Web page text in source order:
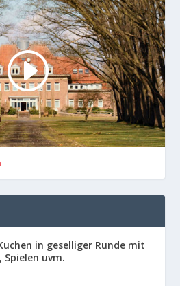
in geselliger Runde mit
Spielen uvm.